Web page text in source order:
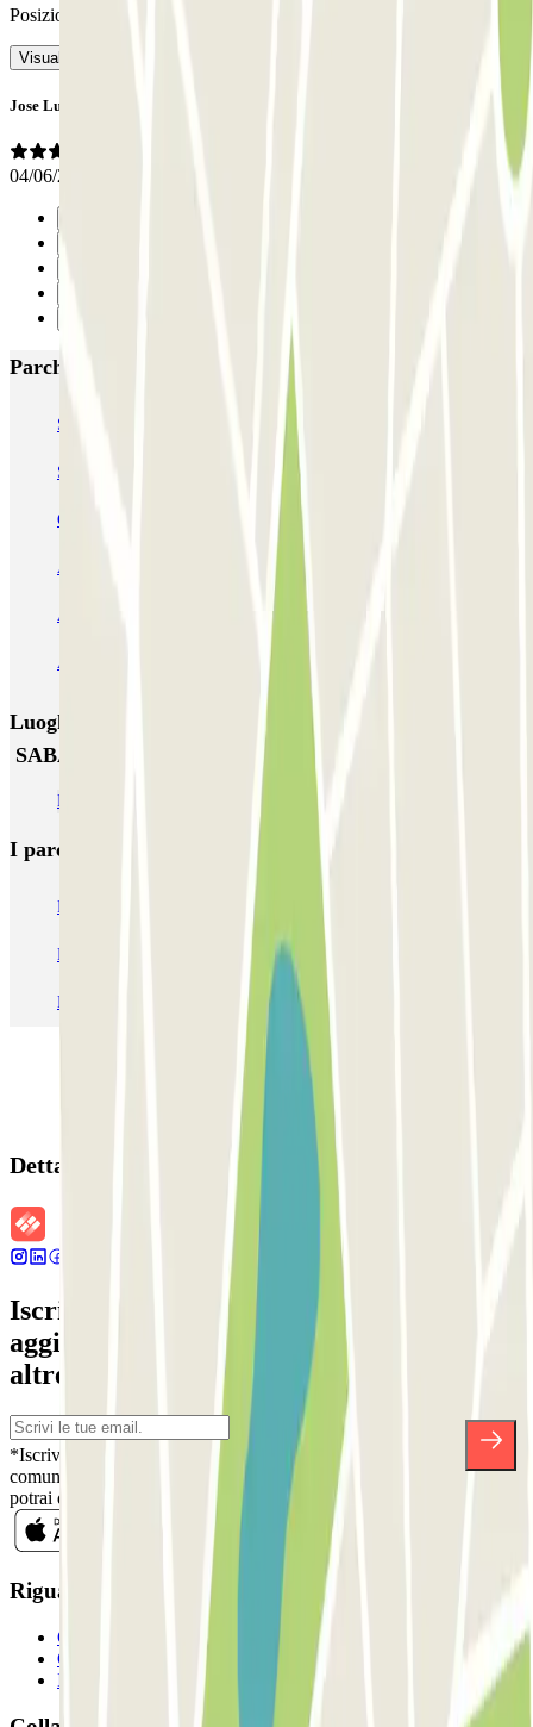
Posizione molto buona per visitare la vecchia città
Visualizza l’originale
Jose Luis
04/06/2026
Parcheggi più popolari a Valencia
SABA Estación Valencia - Joaquín Sorolla
SABA Estación Valencia Nord Hotel Las Arenas
Garaje Pechina Avenida del Oeste Severo Ochoa
APK2 Tráfico AVE - Jerónimo Muñoz
APK2 Abastos - Navarro Llorens
APK2 Hospital General Universitario Valencia
Luoghi ed eventi che potrebbero interessarti vicino a
SABA Estación Valencia Nord
Parcheggi all'Aeroporto di Valencia - Manises (VLC)
I parcheggi
Parcheggio Venezia Parcheggio Piazzale Roma Venezia
Parcheggio Roma Parcheggio Milano
Parcheggio Malpensa Terminal 1 Parcheggio Malpensa
Dettagli della prenotazione
Iscriviti alla nostra Newsletter e rimani
aggiornato su sconti, concorsi e tante
altre sorprese.
*Iscrivendoti, accetti la nostra Informativa sulla Privacy per ricevere
comunicazioni commerciali da Parclick. Senza alcun impegno,
potrai disiscriverti quando vuoi direttamente dalla stessa newsletter.
Riguardo a Parclcik
Chi siamo
Come funziona?
I Nostri Parcheggi